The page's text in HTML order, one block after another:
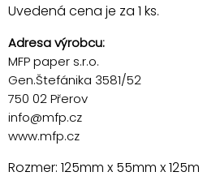
Uvedená cena je za 1 ks.
Adresa výrobcu:
MFP paper s.r.o.
Gen.Štefánika 3581/52
750 02 Přerov
info@mfp.cz
www.mfp.cz
Rozmer: 125mm x 55mm x